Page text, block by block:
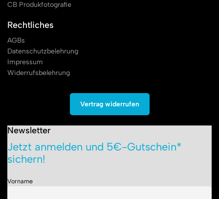
CB Produkfotografie
Rechtliches
AGBs
Datenschutzbelehrung
Impressum
Widerrufsbelehrung
Vertrag widerrufen
Newsletter
Jetzt anmelden und 5€-Gutschein*
sichern!
Vorname